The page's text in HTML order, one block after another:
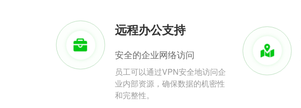
远程办公支持
安全的企业网络访问
员工可以通过VPN安全地访问企
业内部资源，确保数据的机密性
和完整性。